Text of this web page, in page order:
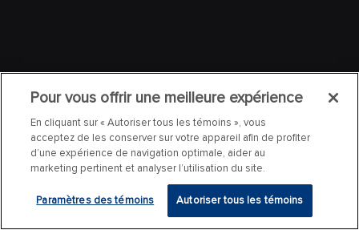
Pour vous offrir une meilleure expérience
En cliquant sur « Autoriser tous les témoins », vous
acceptez de les conserver sur votre appareil afin de profiter
d’une expérience de navigation optimale, aider au
marketing pertinent et analyser l’utilisation du site.
Paramètres des témoins Autoriser tous les témoins